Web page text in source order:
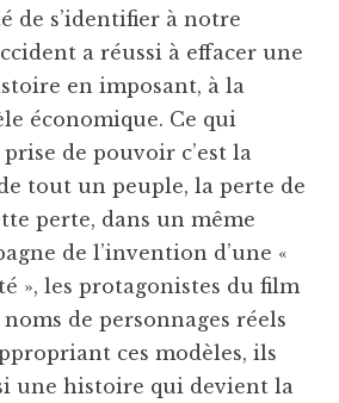
de s’identifier à notre
a réussi à effacer une
en imposant, à la
économique. Ce qui
de pouvoir c’est la
tout un peuple, la perte de
perte, dans un même
de l’invention d’une «
», les protagonistes du film
de personnages réels
ces modèles, ils
une histoire qui devient la